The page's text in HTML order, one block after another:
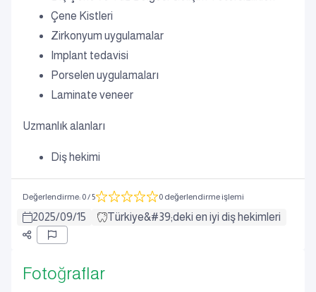
Çene Kistleri
Zirkonyum uygulamalar
Implant tedavisi
Porselen uygulamaları
Laminate veneer
Uzmanlık alanları
Diş hekimi
Değerlendirme: 0/ 5 0 değerlendirme işlemi
2025/09/15 Türkiye&#39;deki en iyi diş hekimleri
Fotoğraflar